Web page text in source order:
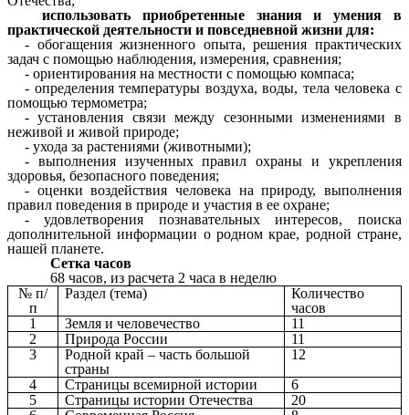
использовать приобретенные знания и умения в
практической деятельности и повседневной жизни для:
- обогащения жизненного опыта, решения практических
задач с помощью наблюдения, измерения, сравнения;
- ориентирования на местности с помощью компаса;
- определения температуры воздуха, воды, тела человека с
помощью термометра;
- установления связи между сезонными изменениями в
неживой и живой природе;
- ухода за растениями (животными);
- выполнения изученных правил охраны и укрепления
здоровья, безопасного поведения;
- оценки воздействия человека на природу, выполнения
правил поведения в природе и участия в ее охране;
- удовлетворения познавательных интересов, поиска
дополнительной информации о родном крае, родной стране,
нашей планете.
Сетка часов
68 часов, из расчета 2 часа в неделю
№ п/
п
Раздел (тема)
Количество
часов
1
Земля и человечество
11
2
Природа России
11
3
Родной край – часть большой
страны
12
4
Страницы всемирной истории
6
5
Страницы истории Отечества
20